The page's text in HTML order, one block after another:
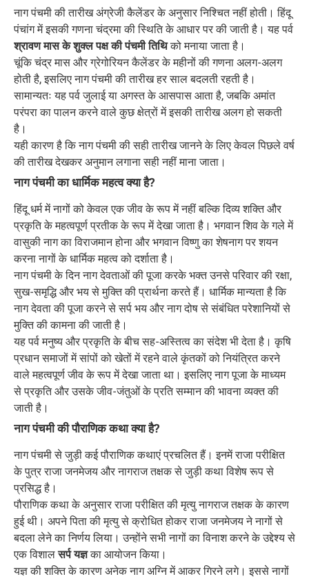
नाग पंचमी की तारीख अंग्रेजी कैलेंडर के अनुसार निश्चित नहीं होती। हिंदू
पंचांग में इसकी गणना चंद्रमा की स्थिति के आधार पर की जाती है। यह पर्व
श्रावण मास के शुक्ल पक्ष की पंचमी तिथिको मनाया जाता है।
चूंकि चंद्र मास और ग्रेगोरियन कैलेंडर के महीनों की गणना अलग-अलग
होती है, इसलिए नाग पंचमी की तारीख हर साल बदलती रहती है।
सामान्यतः यह पर्व जुलाई या अगस्त के आसपास आता है, जबकि अमांत
परंपरा का पालन करने वाले कुछ क्षेत्रों में इसकी तारीख अलग हो सकती
है।
यही कारण है कि नाग पंचमी की सही तारीख जानने के लिए केवल पिछले वर्ष
की तारीख देखकर अनुमान लगाना सही नहीं माना जाता।
नाग पंचमी का धार्मिक महत्व क्या है?
हिंदू धर्म में नागों को केवल एक जीव के रूप में नहीं बल्कि दिव्य शक्ति और
प्रकृति के महत्वपूर्ण प्रतीक के रूप में देखा जाता है। भगवान शिव के गले में
वासुकी नाग का विराजमान होना और भगवान विष्णु का शेषनाग पर शयन
करना नागों के धार्मिक महत्व को दर्शाता है।
नाग पंचमी के दिन नाग देवताओं की पूजा करके भक्त उनसे परिवार की रक्षा,
सुख-समृद्धि और भय से मुक्ति की प्रार्थना करते हैं। धार्मिक मान्यता है कि
नाग देवता की पूजा करने से सर्प भय और नाग दोष से संबंधित परेशानियों से
मुक्ति की कामना की जाती है।
यह पर्व मनुष्य और प्रकृति के बीच सह-अस्तित्व का संदेश भी देता है। कृषि
प्रधान समाजों में सांपों को खेतों में रहने वाले कृंतकों को नियंत्रित करने
वाले महत्वपूर्ण जीव के रूप में देखा जाता था। इसलिए नाग पूजा के माध्यम
से प्रकृति और उसके जीव-जंतुओं के प्रति सम्मान की भावना व्यक्त की
जाती है।
नाग पंचमी की पौराणिक कथा क्या है?
नाग पंचमी से जुड़ी कई पौराणिक कथाएं प्रचलित हैं। इनमें राजा परीक्षित
के पुत्र राजा जनमेजय और नागराज तक्षक से जुड़ी कथा विशेष रूप से
प्रसिद्ध है।
पौराणिक कथा के अनुसार राजा परीक्षित की मृत्यु नागराज तक्षक के कारण
हुई थी। अपने पिता की मृत्यु से क्रोधित होकर राजा जनमेजय ने नागों से
बदला लेने का निर्णय लिया। उन्होंने सभी नागों का विनाश करने के उद्देश्य से
एक विशालसर्प यज्ञका आयोजन किया।
यज्ञ की शक्ति के कारण अनेक नाग अग्नि में आकर गिरने लगे। इससे नागों